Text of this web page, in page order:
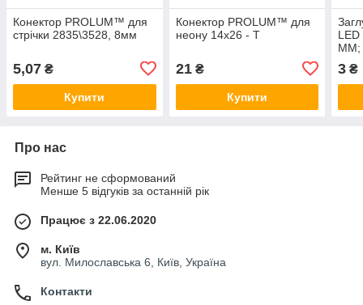
Конектор PROLUM™ для
стрічки 2835\3528, 8мм
5,07 ₴
Купити
Конектор PROLUM™ для
неону 14х26 - T
21₴
Купити
LED
ММ;
3 ₴
Про нас
Рейтинг не сформований
Менше 5 відгуків за останній рік
Працює з 22.06.2020
м. Київ
вул. Милославська 6, Київ, Україна
Контакти